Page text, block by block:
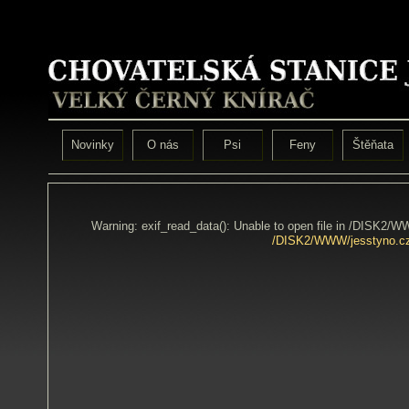
Novinky O nás Psi Feny Štěňata
Warning: exif_read_data(): Unable to open file in /DISK2/
/DISK2/WWW/